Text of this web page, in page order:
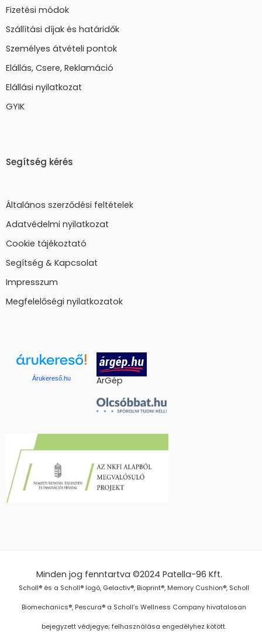
Fizetési módok
Szállítási díjak és határidők
Személyes átvételi pontok
Elállás, Csere, Reklamáció
Elállási nyilatkozat
GYIK
Segítség kérés
Általános szerződési feltételek
Adatvédelmi nyilatkozat
Cookie tájékoztató
Segítség & Kapcsolat
Impresszum
Megfelelőségi nyilatkozatok
Árukereső.hu ÁrGép
Minden jog fenntartva ©2024Patella-96 Kft.
Scholl® és a Scholl® logó, Gelactiv®, Bioprint®, Memory Cushion®, Scholl
Biomechanics®, Pescura® a Scholl’s Wellness Company hivatalosan
bejegyzett védjegye; felhasználása engedélyhez kötött.